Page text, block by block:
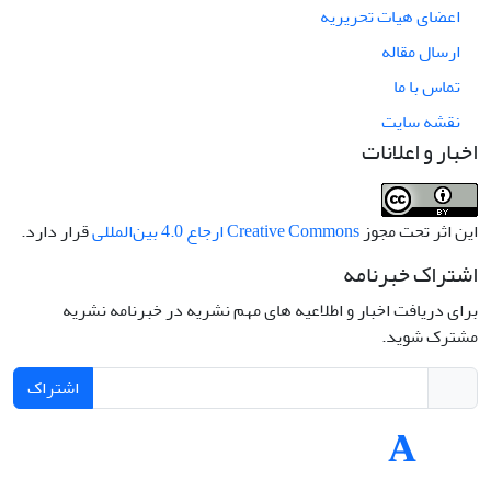
اعضای هیات تحریریه
ارسال مقاله
تماس با ما
نقشه سایت
اخبار و اعلانات
این اثر تحت مجوزCreative Commons ارجاع 4.0 بین‌المللی قرار دارد.
اشتراک خبرنامه
برای دریافت اخبار و اطلاعیه های مهم نشریه در خبرنامه نشریه
مشترک شوید.
اشتراک